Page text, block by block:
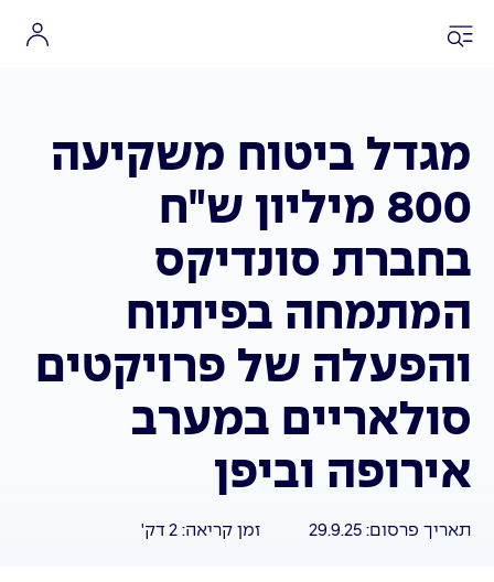
מגדל ביטוח משקיעה
800 מיליון ש"ח
בחברת סונדיקס
המתמחה בפיתוח
והפעלה של פרויקטים
סולאריים במערב
אירופה וביפן
תאריך פרסום: 29.9.25 זמן קריאה: 2 דק'